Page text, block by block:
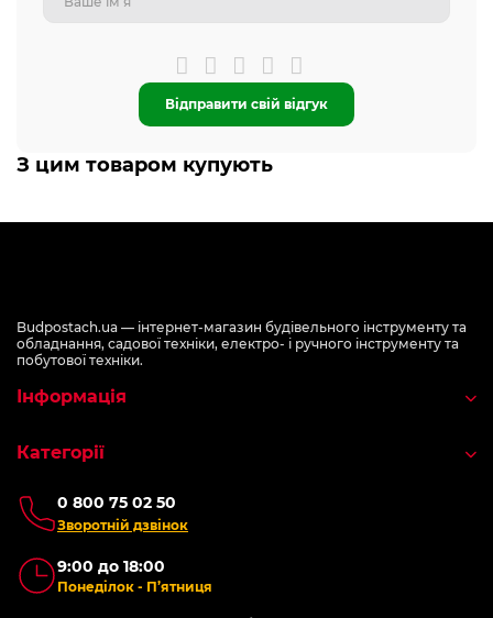
Відправити свій відгук
З цим товаром купують
Budpostach.ua — інтернет-магазин будівельного інструменту та
обладнання, садової техніки, електро- і ручного інструменту та
побутової техніки.
0 800 75 02 50
Зворотній дзвінок
9:00 до 18:00
Понеділок - П’ятниця
Інформація
Категорії